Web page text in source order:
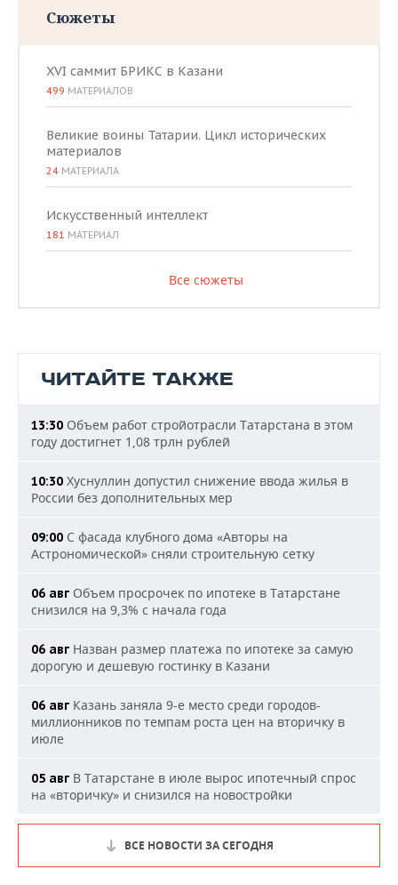
Сюжеты
XVI саммит БРИКС в Казани
499 МАТЕРИАЛОВ
Великие воины Татарии. Цикл исторических
материалов
24 МАТЕРИАЛА
Искусственный интеллект
181 МАТЕРИАЛ
Все сюжеты
ЧИТАЙТЕ ТАКЖЕ
13:30 Объем работ стройотрасли Татарстана в этом
году достигнет 1,08 трлн рублей
10:30 Хуснуллин допустил снижение ввода жилья в
России без дополнительных мер
09:00 С фасада клубного дома «Авторы на
Астрономической» сняли строительную сетку
06 авг Объем просрочек по ипотеке в Татарстане
снизился на 9,3% с начала года
06 авг Назван размер платежа по ипотеке за самую
дорогую и дешевую гостинку в Казани
06 авг Казань заняла 9-е место среди городов-
миллионников по темпам роста цен на вторичку в
июле
05 авг В Татарстане в июле вырос ипотечный спрос
на «вторичку» и снизился на новостройки
ВСЕ НОВОСТИ ЗА СЕГОДНЯ